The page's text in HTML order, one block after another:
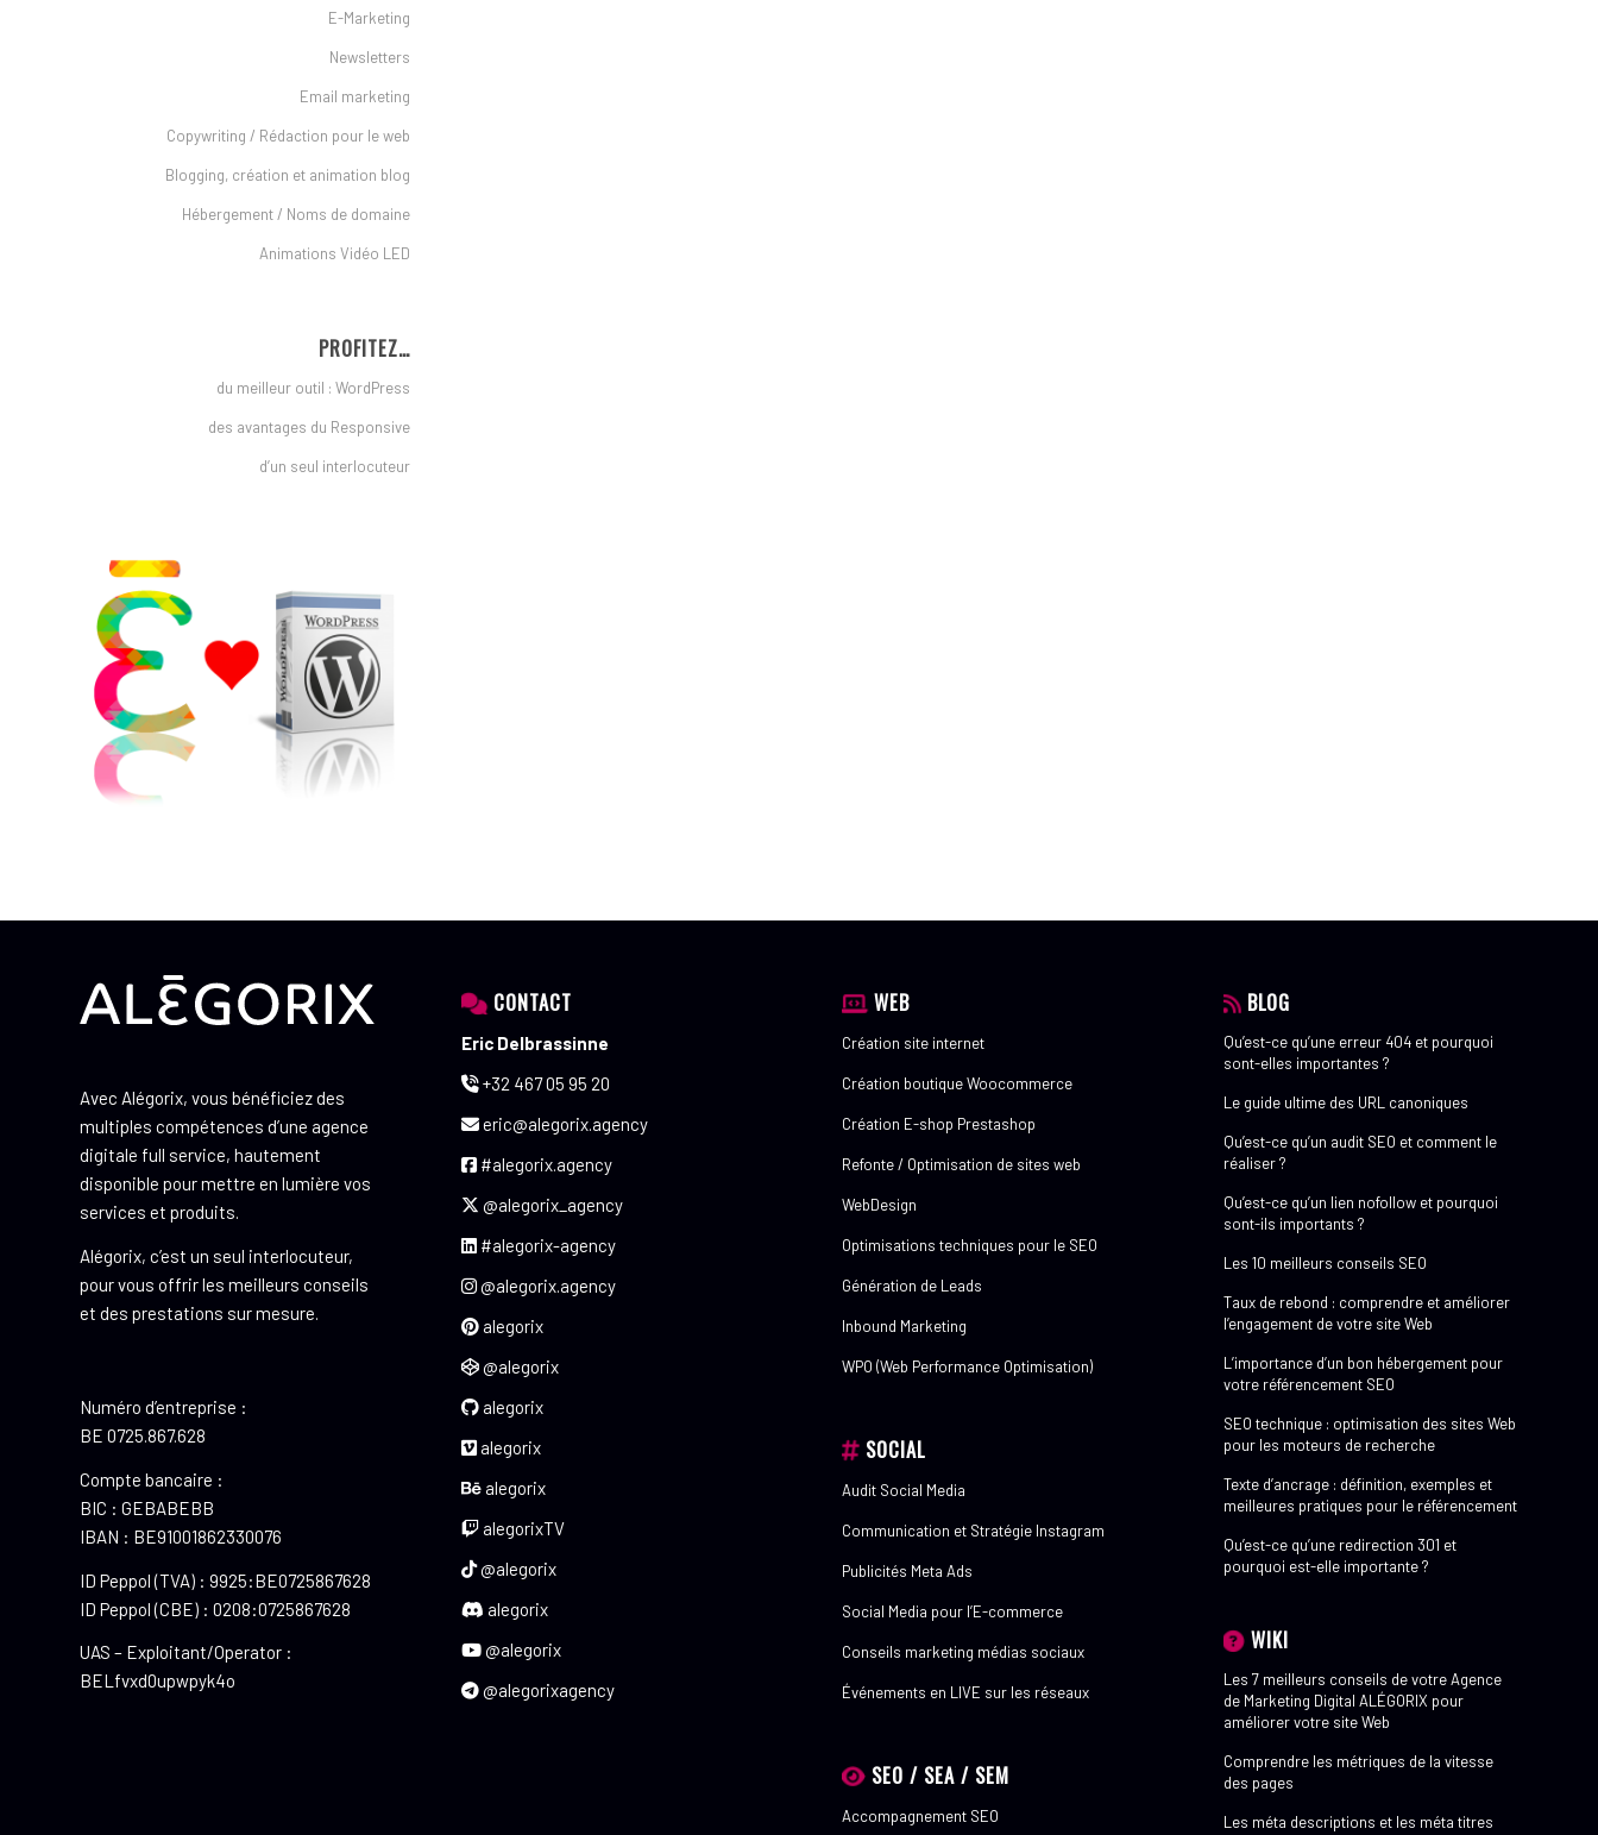
E-Marketing
Newsletters
Email marketing
Copywriting / Rédaction pour le web
Blogging, création et animation blog
Hébergement / Noms de domaine
Animations Vidéo LED
PROFITEZ…
du meilleur outil : WordPress
des avantages du Responsive
d’un seul interlocuteur
Avec Alégorix, vous bénéficiez des
multiples compétences d’une agence
digitale full service, hautement
disponible pour mettre en lumière vos
services et produits.
Alégorix, c’est un seul interlocuteur,
pour vous offrir les meilleurs conseils
et des prestations sur mesure.
Numéro d’entreprise :
BE 0725.867.628
Compte bancaire :
BIC : GEBABEBB
IBAN : BE91001862330076
ID Peppol (TVA) : 9925:BE0725867628
ID Peppol (CBE) : 0208:0725867628
UAS – Exploitant/Operator :
BELfvxd0upwpyk4o
CONTACT
Eric Delbrassinne
+32 467 05 95 20
eric@alegorix.agency
#alegorix.agency
@alegorix_agency
#alegorix-agency
@alegorix.agency
alegorix
@alegorix
alegorix
alegorix
alegorix
alegorixTV
@alegorix
alegorix
@alegorix
@alegorixagency
WEB
Création site internet
Création boutique Woocommerce
Création E-shop Prestashop
Refonte / Optimisation de sites web
WebDesign
Optimisations techniques pour le SEO
Génération de Leads
Inbound Marketing
WPO (Web Performance Optimisation)
SOCIAL
Audit Social Media
Communication et Stratégie Instagram
Publicités Meta Ads
Social Media pour l’E-commerce
Conseils marketing médias sociaux
Événements en LIVE sur les réseaux
SEO / SEA / SEM
Accompagnement SEO
BLOG
Qu’est-ce qu’une erreur 404 et pourquoi
sont-elles importantes ?
Le guide ultime des URL canoniques
Qu’est-ce qu’un audit SEO et comment le
réaliser ?
Qu’est-ce qu’un lien nofollow et pourquoi
sont-ils importants ?
Les 10 meilleurs conseils SEO
Taux de rebond : comprendre et améliorer
l’engagement de votre site Web
L’importance d’un bon hébergement pour
votre référencement SEO
SEO technique : optimisation des sites Web
pour les moteurs de recherche
Texte d’ancrage : définition, exemples et
meilleures pratiques pour le référencement
Qu’est-ce qu’une redirection 301 et
pourquoi est-elle importante ?
WIKI
Les 7 meilleurs conseils de votre Agence
de Marketing Digital ALÉGORIX pour
améliorer votre site Web
Comprendre les métriques de la vitesse
des pages
Les méta descriptions et les méta titres